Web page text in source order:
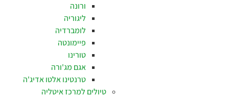
ורונה
ליגוריה
לומברדיה
פיימונטה
טורינו
אגם מג'ורה
טרנטינו אלטו אדיג'ה
טיולים למרכז איטליה